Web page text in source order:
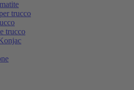
trucco
trucco